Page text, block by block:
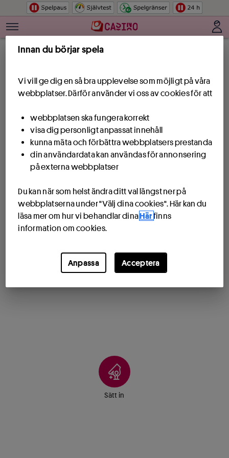
Hoppa till innehåll
Sätt in
Innan du börjar spela
Vi vill ge dig en så bra upplevelse som möjligt på våra
webbplatser. Därför använder vi oss av cookies för att
webbplatsen ska fungera korrekt
visa dig personligt anpassat innehåll
kunna mäta och förbättra webbplatsers prestanda
din användardata kan användas för annonsering
på externa webbplatser
Du kan när som helst ändra ditt val längst ner på
webbplatserna under "Välj dina cookies". Här kan du
läsa mer om hur vi behandlar dinaHär finns
information om cookies.
Anpassa Acceptera